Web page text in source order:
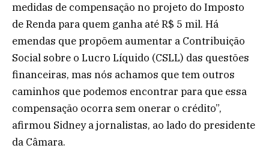
medidas de compensação no projeto do Imposto
de Renda para quem ganha até R$ 5 mil. Há
emendas que propõem aumentar a Contribuição
Social sobre o Lucro Líquido (CSLL) das questões
financeiras, mas nós achamos que tem outros
caminhos que podemos encontrar para que essa
compensação ocorra sem onerar o crédito”,
afirmou Sidney a jornalistas, ao lado do presidente
da Câmara.